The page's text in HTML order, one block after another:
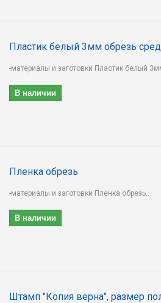
Пластик белый 3мм обрезь
-материалы и заготовки Пластик белый
В наличии
Пленка обрезь
-материалы и заготовки Пленка обрезь..
В наличии
Штамп "Копия верна", размер